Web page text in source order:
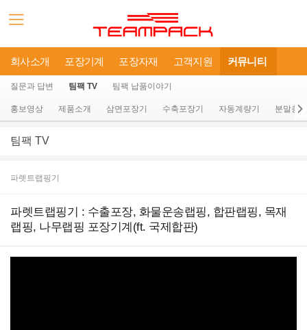
회사소개 포장기계 포장자재 고객지원 커뮤니티
질문과 답변 팀팩 TV 팀팩 납품이야기
홍보영상 제품소개 삼면포장기 수축포장기 자동계량기 분말충
팀팩 TV
파렛트랩핑기
파렛트랩핑기 : 수출포장, 화물운송랩핑, 합판랩핑, 목재
랩핑, 나무랩핑 포장기계(ft. 국제합판)